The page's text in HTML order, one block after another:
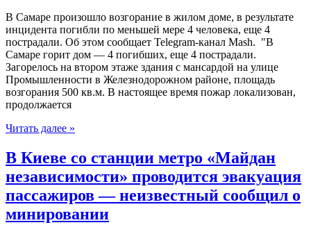
В Сaмaрe произошло возгорание в жилом доме, в результате
инцидента погибли по меньшей мере 4 человека, еще 4
пострадали. Об этом сообщает Telegram-канал Mash. "В
Самаре горит дом — 4 погибших, еще 4 пострадали.
Загорелось на втором этаже здания с мансардой на улице
Промышленности в Железнодорожном районе, площадь
возгорания 500 кв.м. В настоящее время пожар локализован,
продолжается
Читать далее »
В Киеве со станции метро «Майдан
независимости» проводится эвакуация
пассажиров — неизвестный сообщил о
минировании